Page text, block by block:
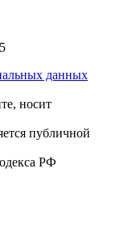
данных
носит
публичной
РФ